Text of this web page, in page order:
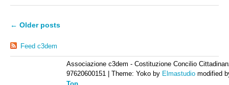
← Older posts
Feed c3dem
Associazione c3dem - Costituzione Concilio
97620600151
Theme: Yoko by Elmastudio modified